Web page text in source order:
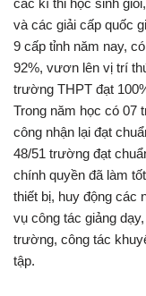
các kì thi học sinh
và các giải cấp quốc
9 cấp tỉnh năm nay,
92%, vươn lên vị trí
trường THPT đạt
Trong năm học có 07
công nhận lại đạt
48/51 trường đạt
chính quyền đã làm
thiết bị, huy động các
vụ công tác giảng
trường, công tác
tập.